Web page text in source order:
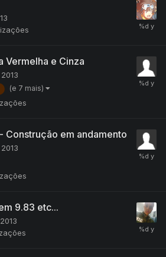
Vermelha e Cinza
(e 7 mais)
Construção em andamento
9.83 etc...